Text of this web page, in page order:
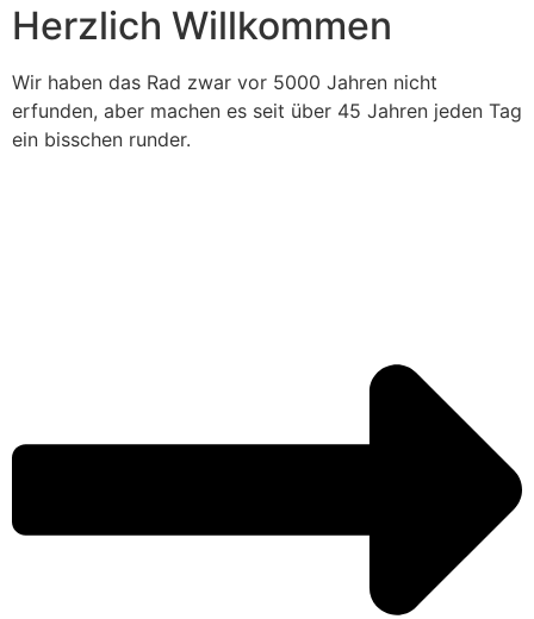
Herzlich Willkommen
Wir haben das Rad zwar vor 5000 Jahren nicht
erfunden, aber machen es seit über 45 Jahren jeden Tag
ein bisschen runder.